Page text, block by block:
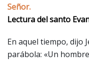
Señor.
Lectura del santo
En aquel tiempo, dijo
parábola: «Un